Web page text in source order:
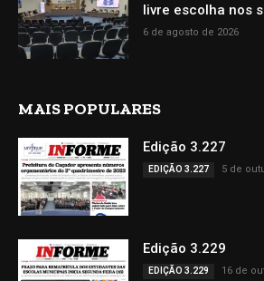
livre escolha nos
6 de agosto de 2026
MAIS POPULARES
Edição 3.227
EDIÇÃO 3.227 5 de
Edição 3.229
EDIÇÃO 3.229 16 de